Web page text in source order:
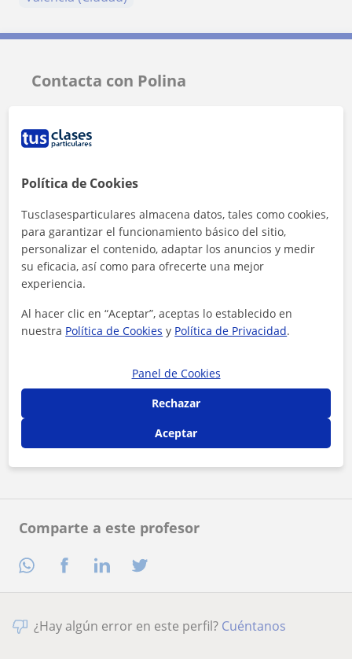
Comparte a este profesor
Contacta con Polina
Tarifa
Al hacer clic, aceptas nuestroaviso legal
Contactar ahora
¿Hay algún error en este perfil? Cuéntanos
Política de Cookies
Tusclasesparticulares almacena datos, tales como cookies,
para garantizar el funcionamiento básico del sitio,
personalizar el contenido, adaptar los anuncios y medir
su eficacia, así como para ofrecerte una mejor
experiencia.
Al hacer clic en “Aceptar”, aceptas lo establecido en
nuestra Política de Cookies y Política de Privacidad.
Panel de Cookies
Rechazar
Aceptar